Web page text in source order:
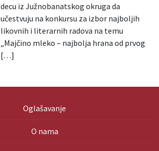
decu iz Južnobanatskog okruga da
učestvuju na konkursu za izbor najboljih
likovnih i literarnih radova na temu
„Majčino mleko – najbolja hrana od prvog
[…]
Oglašavanje
O nama